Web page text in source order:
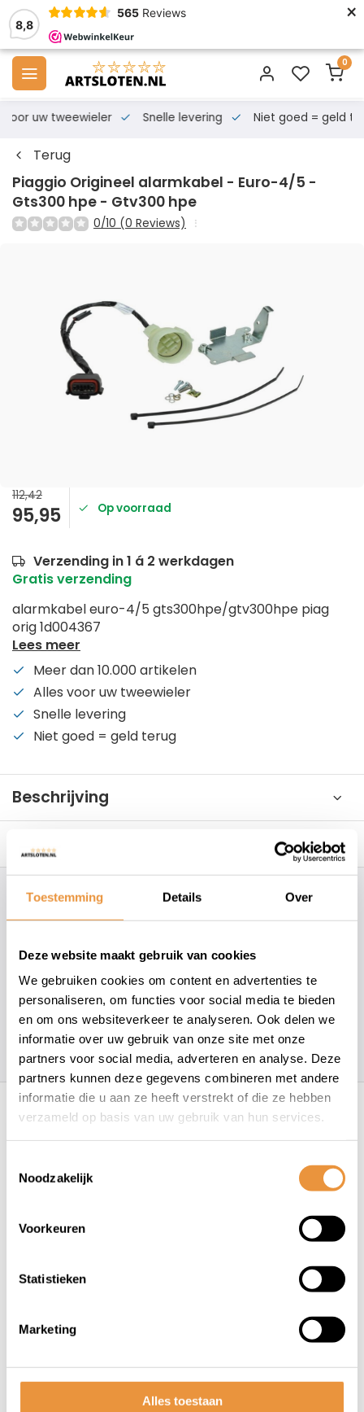
Toestemming Details Over
Deze website maakt gebruik van cookies
We gebruiken cookies om content en advertenties te
personaliseren, om functies voor social media te bieden
en om ons websiteverkeer te analyseren. Ook delen we
informatie over uw gebruik van onze site met onze
partners voor social media, adverteren en analyse. Deze
partners kunnen deze gegevens combineren met andere
informatie die u aan ze heeft verstrekt of die ze hebben
verzameld op basis van uw gebruik van hun services.
Noodzakelijk
Voorkeuren
Statistieken
Marketing
Alles toestaan
8,8
565 Reviews ×
0
voor uw tweewieler Snelle levering Niet goed = geld
Terug
Piaggio Origineel alarmkabel - Euro-4/5 -
Gts300 hpe - Gtv300 hpe
0/10 (0 Reviews)
112,42
95,95 Op voorraad
Verzending in 1 á 2 werkdagen
Gratis verzending
alarmkabel euro-4/5 gts300hpe/gtv300hpe piag
orig 1d004367
Lees meer
Meer dan 10.000 artikelen
Alles voor uw tweewieler
Snelle levering
Niet goed = geld terug
Beschrijving
Reviews
Hoe kunnen wij je helpen?
+31 78 780 2330
info@artsloten.nl
157 klanten geven een 4.7 /5 op
Recent bekeken
alarmkabel euro-4/5
Op voorraad